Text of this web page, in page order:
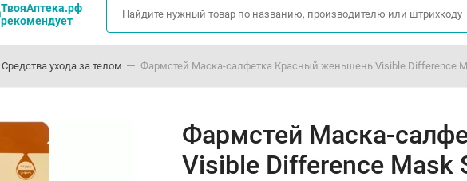
ТвояАптека.рф
рекомендует
Средства ухода за телом Фармстей Маска-салфетка Красный женьшень Visible Difference
Фармстей Маска-
Visible Difference Mask